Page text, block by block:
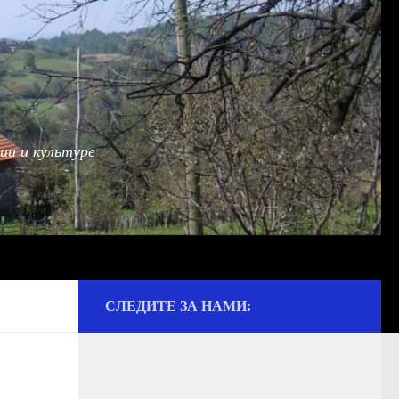
и культуре
СЛЕДИТЕ ЗА НАМИ: